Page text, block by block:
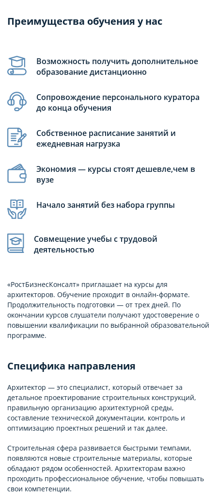
Преимущества обучения у нас
Возможность получить дополнительное
образование дистанционно
Сопровождение персонального куратора
до конца обучения
Собственное расписание занятий и
ежедневная нагрузка
Экономия — курсы стоят дешевле,чем в
вузе
Начало занятий без набора группы
Совмещение учебы с трудовой
деятельностью
«РостБизнесКонсалт» приглашает на курсы для
архитекторов. Обучение проходит в онлайн-формате.
Продолжительность подготовки — от трех дней. По
окончании курсов слушатели получают удостоверение о
повышении квалификации по выбранной образовательной
программе.
Специфика направления
Архитектор — это специалист, который отвечает за
детальное проектирование строительных конструкций,
правильную организацию архитектурной среды,
составление технической документации, контроль и
оптимизацию проектных решений и так далее.
Строительная сфера развивается быстрыми темпами,
появляются новые строительные материалы, которые
обладают рядом особенностей. Архитекторам важно
проходить профессиональное обучение, чтобы повышать
свои компетенции.